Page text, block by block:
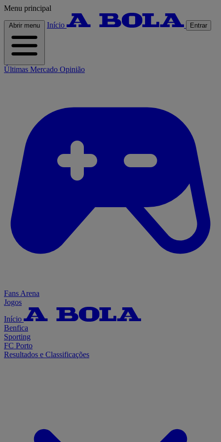
Menu principal
Abrir menu Início Entrar
Últimas Mercado Opinião
Fans Arena
Jogos
Início
Benfica
Sporting
FC Porto
Resultados e Classificações